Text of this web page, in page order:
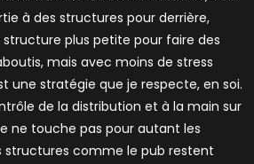
à des structures pour derrière,
plus petite pour faire des
mais avec moins de stress
une stratégie que je respecte, en soi.
de la distribution et à la main sur
ne touche pas pour autant les
comme le pub restent